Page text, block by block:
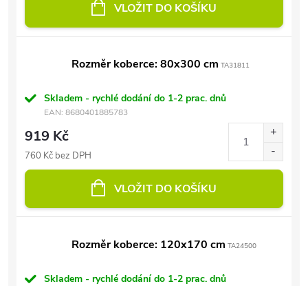
VLOŽIT DO KOŠÍKU
Rozměr koberce: 80x300 cm TA31811
Skladem - rychlé dodání do 1-2 prac. dnů
EAN: 8680401885783
919 Kč
760 Kč bez DPH
VLOŽIT DO KOŠÍKU
Rozměr koberce: 120x170 cm TA24500
Skladem - rychlé dodání do 1-2 prac. dnů